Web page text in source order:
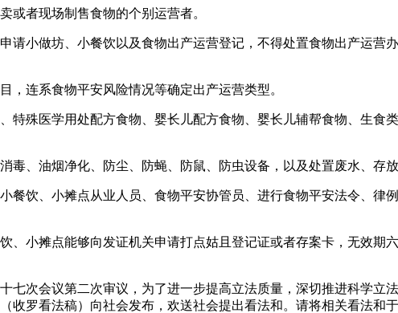
者现场制售食物的个别运营者。
小做坊、小餐饮以及食物出产运营登记，不得处置食物出产运营
连系食物平安风险情况等确定出产运营类型。
殊医学用处配方食物、婴长儿配方食物、婴长儿辅帮食物、生食
油烟净化、防尘、防蝇、防鼠、防虫设备，以及处置废水、存放
饮、小摊点从业人员、食物平安协管员、进行食物平安法令、律
小摊点能够向发证机关申请打点姑且登记证或者存案卡，无效期
次会议第二次审议，为了进一步提高立法质量，深切推进科学立
罗看法稿）向社会发布，欢送社会提出看法和。请将相关看法和于